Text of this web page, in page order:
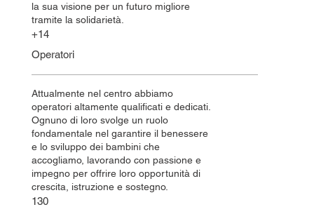
la sua visione per un futuro migliore
tramite la solidarietà.
+14
Operatori
Attualmente nel centro abbiamo
operatori altamente qualificati e dedicati.
Ognuno di loro svolge un ruolo
fondamentale nel garantire il benessere
e lo sviluppo dei bambini che
accogliamo, lavorando con passione e
impegno per offrire loro opportunità di
crescita, istruzione e sostegno.
130